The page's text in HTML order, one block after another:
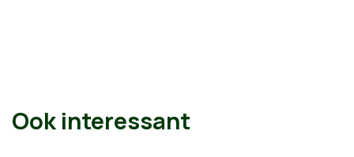
Ook interessant